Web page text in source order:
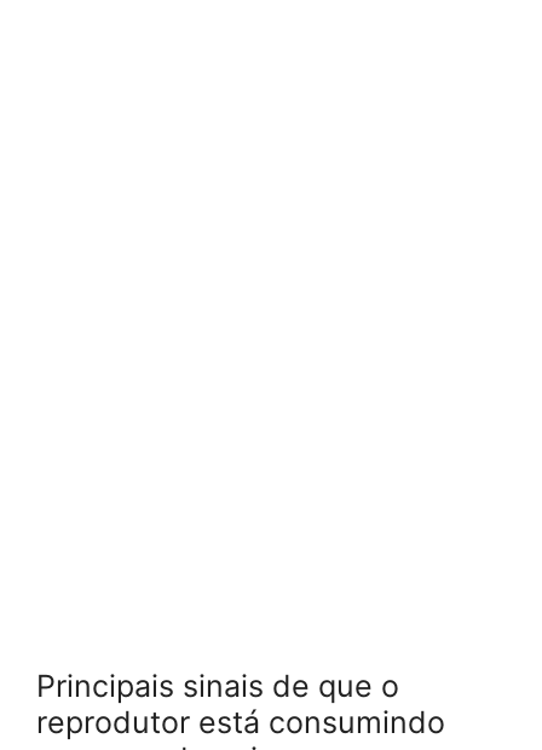
Principais sinais de que o
reprodutor está consumindo